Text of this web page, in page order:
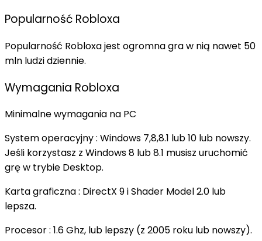
Popularność Robloxa
Popularność Robloxa jest ogromna gra w nią nawet 50
mln ludzi dziennie.
Wymagania Robloxa
Minimalne wymagania na PC
System operacyjny : Windows 7,8,8.1 lub 10 lub nowszy.
Jeśli korzystasz z Windows 8 lub 8.1 musisz uruchomić
grę w trybie Desktop.
Karta graficzna : DirectX 9 i Shader Model 2.0 lub
lepsza.
Procesor : 1.6 Ghz, lub lepszy (z 2005 roku lub nowszy).